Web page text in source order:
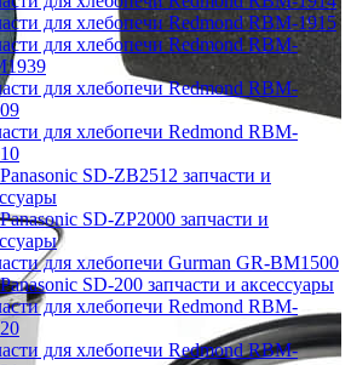
для хлебопечи Redmond RBM-1915
для хлебопечи Redmond RBM-
для хлебопечи Redmond RBM-
для хлебопечи Redmond RBM-
SD-ZB2512 запчасти и
SD-ZP2000 запчасти и
для хлебопечи Gurman GR-BM1500
SD-200 запчасти и аксессуары
для хлебопечи Redmond RBM-
для хлебопечи Redmond RBM-